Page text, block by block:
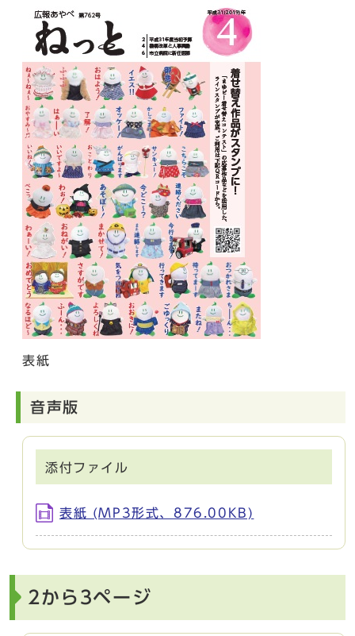
表紙
音声版
添付ファイル
表紙 (MP3形式、876.00KB)
2から3ページ